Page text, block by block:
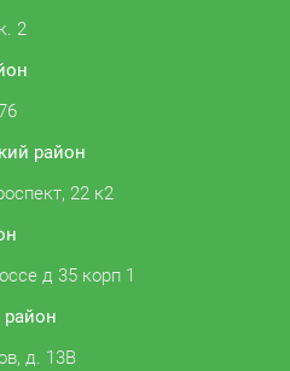
2
район
22 к2
д 35 корп 1
район
д. 13В